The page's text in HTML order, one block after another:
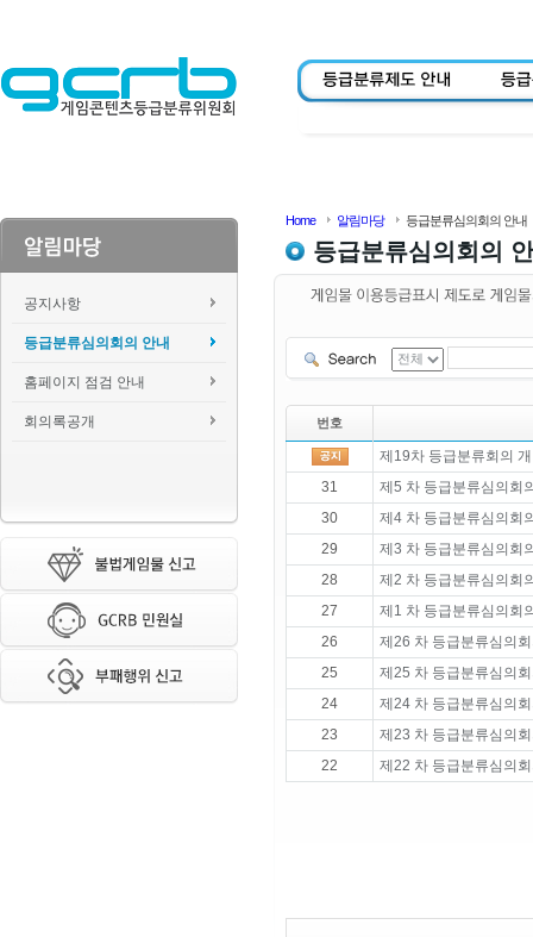
공지사항
등급분류심의회의 안내
홈페이지 점검 안내
회의록공개
Home 알림마당 등급분류심의회의 안내
등급분류심의회의
번호
제19차 등급분류회의
31
제5 차 등급분류심의회
30
제4 차 등급분류심의회
29
제3 차 등급분류심의회
28
제2 차 등급분류심의회
27
제1 차 등급분류심의회
26
제26 차 등급분류심의
25
제25 차 등급분류심의
24
제24 차 등급분류심의
23
제23 차 등급분류심의
22
제22 차 등급분류심의